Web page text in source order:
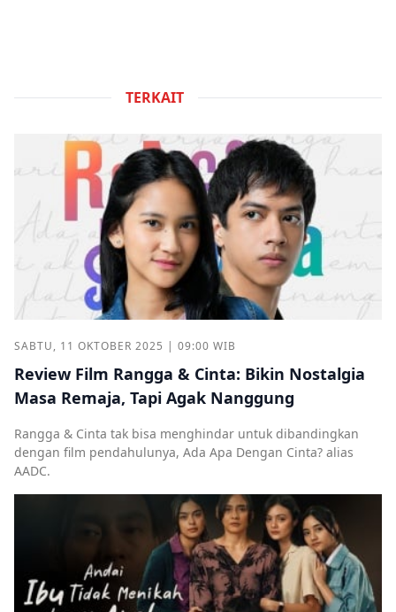
TERKAIT
SABTU, 11 OKTOBER 2025 | 09:00 WIB
Review Film Rangga & Cinta: Bikin Nostalgia
Masa Remaja, Tapi Agak Nanggung
Rangga & Cinta tak bisa menghindar untuk dibandingkan
dengan film pendahulunya, Ada Apa Dengan Cinta? alias
AADC.